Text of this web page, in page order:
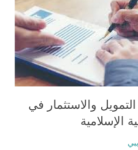
والاستثمار في
الإسلامية